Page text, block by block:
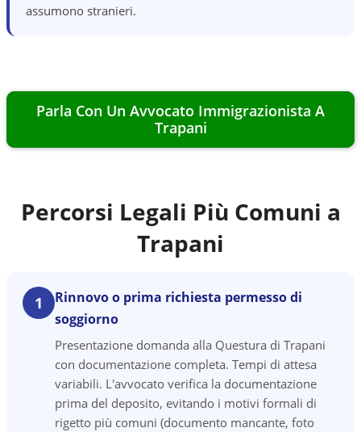
assumono stranieri.
Parla Con Un Avvocato Immigrazionista A
Trapani
Percorsi Legali Più Comuni a
Trapani
1
Rinnovo o prima richiesta permesso di
soggiorno
Presentazione domanda alla Questura di Trapani
con documentazione completa. Tempi di attesa
variabili. L'avvocato verifica la documentazione
prima del deposito, evitando i motivi formali di
rigetto più comuni (documento mancante, foto